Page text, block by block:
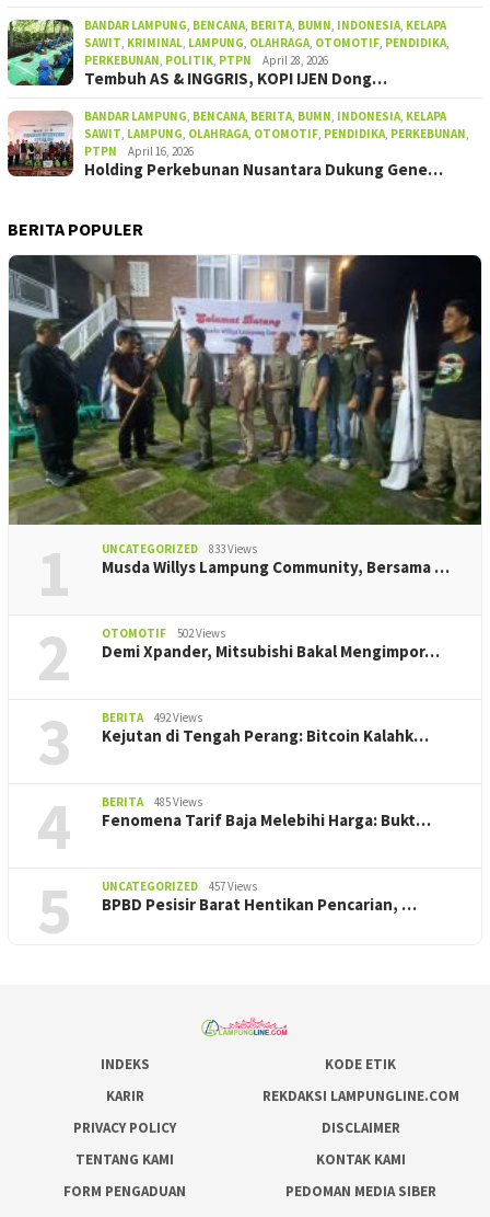
BANDAR LAMPUNG, BENCANA, BERITA, BUMN, INDONESIA, KELAPA
SAWIT, KRIMINAL, LAMPUNG, OLAHRAGA, OTOMOTIF, PENDIDIKA,
PERKEBUNAN, POLITIK, PTPN April 28, 2026
Tembuh AS & INGGRIS, KOPI IJEN Dong…
BANDAR LAMPUNG, BENCANA, BERITA, BUMN, INDONESIA, KELAPA
SAWIT, LAMPUNG, OLAHRAGA, OTOMOTIF, PENDIDIKA, PERKEBUNAN,
PTPN
April 16, 2026
Holding Perkebunan Nusantara Dukung Gene…
BERITA POPULER
1 UNCATEGORIZED 833 Views
Musda Willys Lampung Community, Bersama …
2 OTOMOTIF 502 Views
Demi Xpander, Mitsubishi Bakal Mengimpor…
3 BERITA 492 Views
Kejutan di Tengah Perang: Bitcoin Kalahk…
4 BERITA 485 Views
Fenomena Tarif Baja Melebihi Harga: Bukt…
5 UNCATEGORIZED 457 Views
BPBD Pesisir Barat Hentikan Pencarian, ‎…
INDEKS
KODE ETIK
KARIR
REKDAKSI LAMPUNGLINE.COM
PRIVACY POLICY
DISCLAIMER
TENTANG KAMI
KONTAK KAMI
FORM PENGADUAN
PEDOMAN MEDIA SIBER